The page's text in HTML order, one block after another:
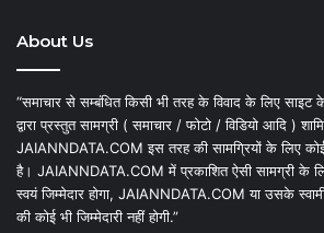
About Us
“समाचार से सम्बंधित किसी भी तरह के विवाद के लिए साइट
द्वारा प्रस्तुत सामग्री ( समाचार / फोटो / विडियो आदि )
JAIANNDATA.COM इस तरह की सामग्रियों के लिए कोई
है। JAIANNDATA.COM में प्रकाशित ऐसी सामग्री के
स्वयं जिम्मेदार होगा, JAIANNDATA.COM या उसके
की कोई भी जिम्मेदारी नहीं होगी.”